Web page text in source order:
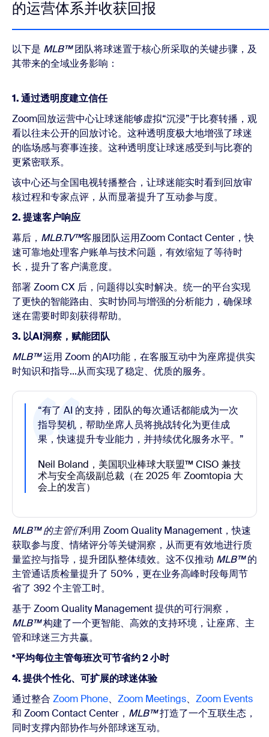
的运营体系并收获回报
以下是 MLB™团队将球迷置于核心所采取的关键步骤，及
其带来的全域业务影响：
1. 通过透明度建立信任
Zoom回放运营中心让球迷能够虚拟“沉浸”于比赛转播，观
看以往未公开的回放讨论。这种透明度极大地增强了球迷
的临场感与赛事连接。这种透明度让球迷感受到与比赛的
更紧密联系。
该中心还与全国电视转播整合，让球迷能实时看到回放审
核过程和专家点评，从而显著提升了互动参与度。
2. 提速客户响应
幕后， MLB.TV™客服团队运用Zoom Contact Center，快
速可靠地处理客户账单与技术问题，有效缩短了等待时
长，提升了客户满意度。
部署 Zoom CX 后，问题得以实时解决。 统一的平台实现
了更快的智能路由、实时协同与增强的分析能力，确保球
迷在需要时即刻获得帮助。
3. 以AI洞察，赋能团队
MLB™运用 Zoom 的AI功能，在客服互动中为座席提供实
时知识和指导...从而实现了稳定、优质的服务。
“有了 AI 的支持，团队的每次通话都能成为一次
指导契机，帮助坐席人员将挑战转化为更佳成
果，快速提升专业能力，并持续优化服务水平。”
Neil Boland，美国职业棒球大联盟™ CISO 兼技
术与安全高级副总裁（在 2025 年 Zoomtopia 大
会上的发言）
MLB™ 的主管们利用 Zoom Quality Management，快速
获取参与度、情绪评分等关键洞察，从而更有效地进行质
量监控与指导，提升团队整体绩效。这不仅推动 MLB™的
主管通话质检量提升了 50%，更在业务高峰时段每周节
省了 392 个主管工时。
基于 Zoom Quality Management 提供的可行洞察，
MLB™构建了一个更智能、高效的支持环境，让座席、主
管和球迷三方共赢。
*平均每位主管每班次可节省约 2 小时
4. 提供个性化、可扩展的球迷体验
通过整合 Zoom Phone、 Zoom Meetings、 Zoom Events
和 Zoom Contact Center， MLB™打造了一个互联生态，
同时支撑内部协作与外部球迷互动。